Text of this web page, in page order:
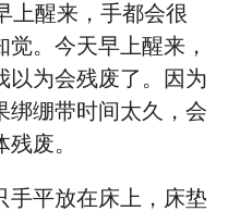
上醒来，手都会很
。今天早上醒来，
以为会残废了。因为
绑绷带时间太久，会
废。
手平放在床上，床垫